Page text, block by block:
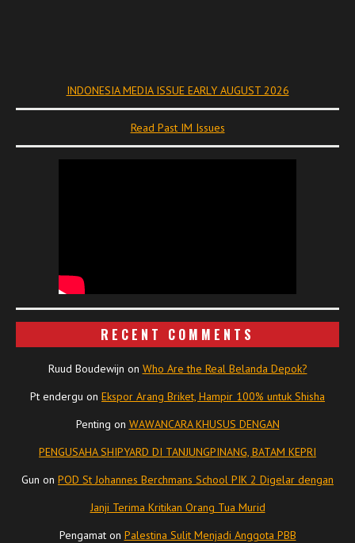
INDONESIA MEDIA ISSUE EARLY AUGUST 2026
Read Past IM Issues
RECENT COMMENTS
Ruud Boudewijn on Who Are the Real Belanda Depok?
Pt endergu on Ekspor Arang Briket, Hampir 100% untuk Shisha
Penting on WAWANCARA KHUSUS DENGAN
PENGUSAHA SHIPYARD DI TANJUNGPINANG, BATAM KEPRI
Gun on POD St Johannes Berchmans School PIK 2 Digelar dengan
Janji Terima Kritikan Orang Tua Murid
Pengamaton Palestina Sulit Menjadi Anggota PBB